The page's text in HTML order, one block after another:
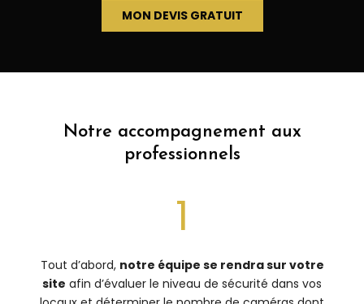
MON DEVIS GRATUIT
Notre accompagnement aux
professionnels
1
Tout d’abord, notre équipe se rendra sur votre
site afin d’évaluer le niveau de sécurité dans vos